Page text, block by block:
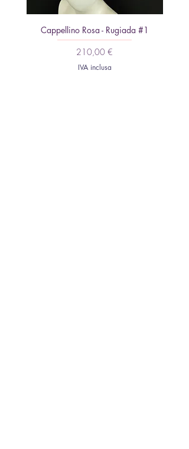
Cappellino Rosa - Rugiada #1
Prezzo
210,00 €
IVA inclusa